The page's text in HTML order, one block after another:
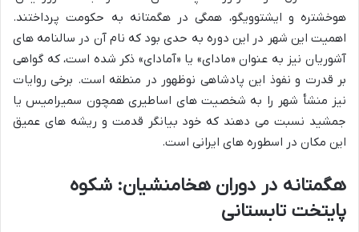
هوخشتره و ایشتوویگو، همگی در هگمتانه به حکومت پرداختند.
اهمیت این شهر در این دوره به حدی بود که نام آن در سالنامه های
آشوریان نیز به عنوان «مادای» یا «آمادای» ذکر شده است، که گواهی
بر قدرت و نفوذ این پادشاهی نوظهور در منطقه است. برخی روایات
نیز منشأ شهر را به شخصیت های اساطیری همچون سمیرامیس یا
جمشید نسبت می دهند که خود بیانگر قدمت و ریشه های عمیق
این مکان در اسطوره های ایرانی است.
هگمتانه در دوران هخامنشیان: شکوه
پایتخت تابستانی